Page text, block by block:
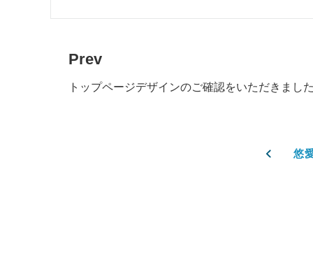
Prev
トップページデザインのご確認をいただきまし
悠